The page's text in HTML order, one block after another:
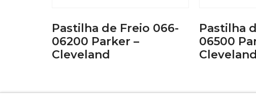
Pastilha de Freio 066-
06200 Parker –
Cleveland
Pastilha
06500
Cleveland